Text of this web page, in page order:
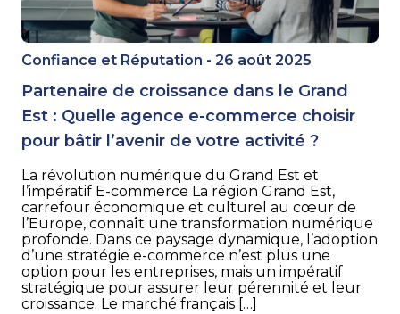
Confiance et Réputation - 26 août 2025
Partenaire de croissance dans le Grand
Est : Quelle agence e-commerce choisir
pour bâtir l’avenir de votre activité ?
La révolution numérique du Grand Est et
l’impératif E-commerce La région Grand Est,
carrefour économique et culturel au cœur de
l’Europe, connaît une transformation numérique
profonde. Dans ce paysage dynamique, l’adoption
d’une stratégie e-commerce n’est plus une
option pour les entreprises, mais un impératif
stratégique pour assurer leur pérennité et leur
croissance. Le marché français […]